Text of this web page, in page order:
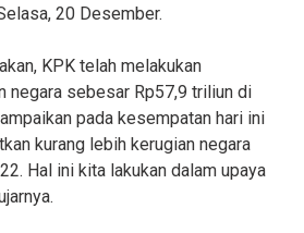
20 Desember.
KPK telah melakukan
negara sebesar Rp57,9 triliun di
pada kesempatan hari ini
kurang lebih kerugian negara
Hal ini kita lakukan dalam upaya